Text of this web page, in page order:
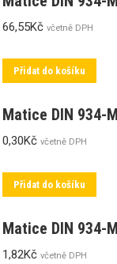
66,55Kč včetně DPH
Přidat do košíku
Matice DIN 934-
0,30Kč včetně DPH
Přidat do košíku
Matice DIN 934-
1,82Kč včetně DPH